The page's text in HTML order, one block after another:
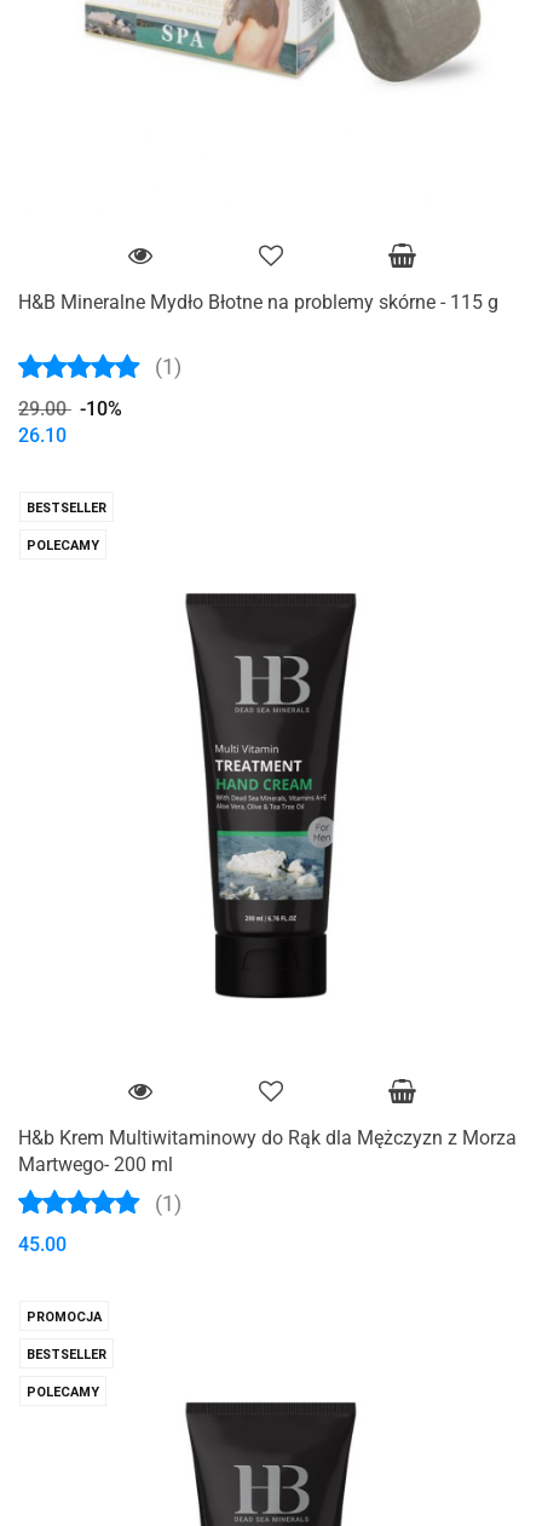
H&B Mineralne Mydło Błotne na problemy skórne - 115 g
(1)
29.00 -10%
26.10
BESTSELLER
POLECAMY
H&b Krem Multiwitaminowy do Rąk dla Mężczyzn z Morza
Martwego- 200 ml
(1)
45.00
PROMOCJA
BESTSELLER
POLECAMY